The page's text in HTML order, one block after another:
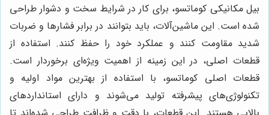
بیل مکانیکی کوماتسو، برای کار در شرایط سخت و دشوار طراحی
شده است. این ماشین‌آلات، باید بتوانند در برابر فشارها و ضربات
شدید مقاومت کنند و عملکرد خود را حفظ کنند. استفاده از
قطعات اصلی، در این زمینه از اهمیت ویژه‌ای برخوردار است.
قطعات اصلی کوماتسو، با استفاده از بهترین مواد اولیه و
تکنولوژی‌های پیشرفته تولید می‌شوند و دارای استانداردهای